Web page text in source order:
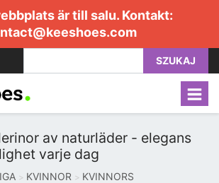
är till salu. Kontakt:
SZUKAJ
av naturläder - elegans
varje dag
KVINNOR KVINNORS